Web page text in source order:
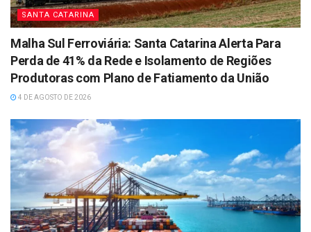
SANTA CATARINA
Malha Sul Ferroviária: Santa Catarina Alerta Para
Perda de 41% da Rede e Isolamento de Regiões
Produtoras com Plano de Fatiamento da União
4 DE AGOSTO DE 2026